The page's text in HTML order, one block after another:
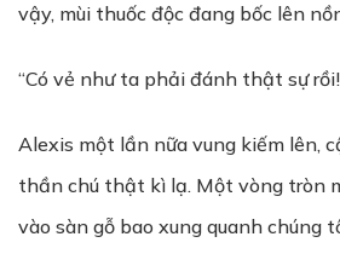
vậy, mùi thuốc độc đang bốc lên
“Có vẻ như ta phải đánh thật sự
Alexis một lần nữa vung kiếm lên,
thần chú thật kì lạ. Một vòng tròn
vào sàn gỗ bao xung quanh chúng